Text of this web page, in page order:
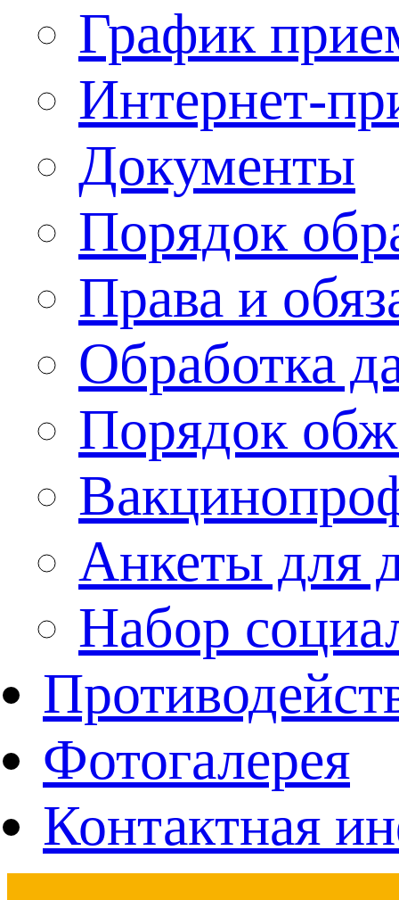
График
Интернет-
Документы
Порядок
Права и
Обработка
Порядок
Анкеты для
Набор
Фотогалерея
Контактная